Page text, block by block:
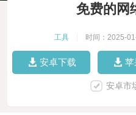
免费的网
工具 时间：2025-
安卓下载 苹
安卓市